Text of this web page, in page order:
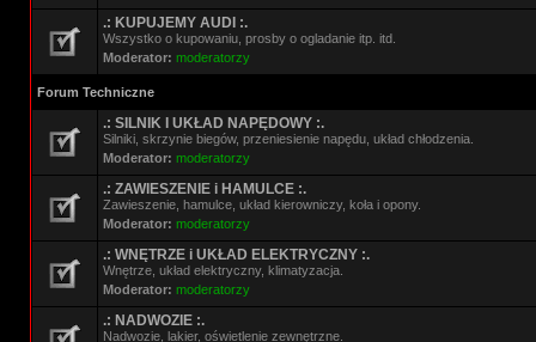
.: KUPUJEMY AUDI :.
Wszystko o kupowaniu, prosby o ogladanie itp. itd.
Moderator: moderatorzy
Forum Techniczne
.: SILNIK I UKŁAD NAPĘDOWY :.
Silniki, skrzynie biegów, przeniesienie napędu, układ chłodzenia.
Moderator: moderatorzy
.: ZAWIESZENIE i HAMULCE :.
Zawieszenie, hamulce, układ kierowniczy, koła i opony.
Moderator: moderatorzy
.: WNĘTRZE i UKŁAD ELEKTRYCZNY :.
Wnętrze, układ elektryczny, klimatyzacja.
Moderator: moderatorzy
.: NADWOZIE :.
Nadwozie, lakier, oświetlenie zewnętrzne.